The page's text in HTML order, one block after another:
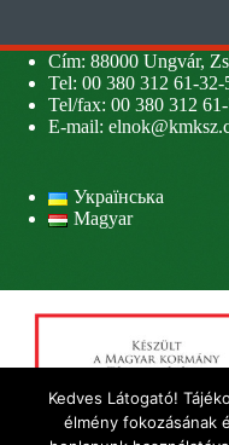
Cím: 88000 Ungvár,
Tel: 00 380 312 61-32-
Tel/fax: 00 380 312
E-mail:
Українська
Magyar
Kedves Látogató!
élmény fokozásának